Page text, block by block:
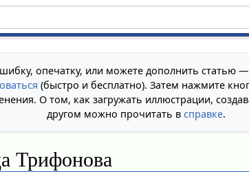
опечатку, или можете дополнить статью
(быстро и бесплатно). Затем нажмите
О том, как загружать иллюстрации,
другом можно прочитать в справке.
Трифонова